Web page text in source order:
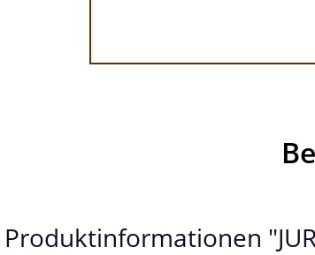
Produktinformationen